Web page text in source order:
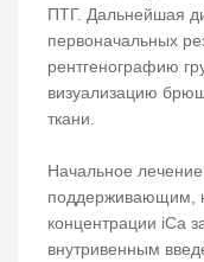
ПТГ. Дальнейшая
первоначальных
рентгенографию
визуализацию
ткани.
Начальное
поддерживающим,
концентрации iCa
внутривенным